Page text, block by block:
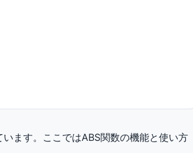
ます。ここではABS関数の機能と使い方